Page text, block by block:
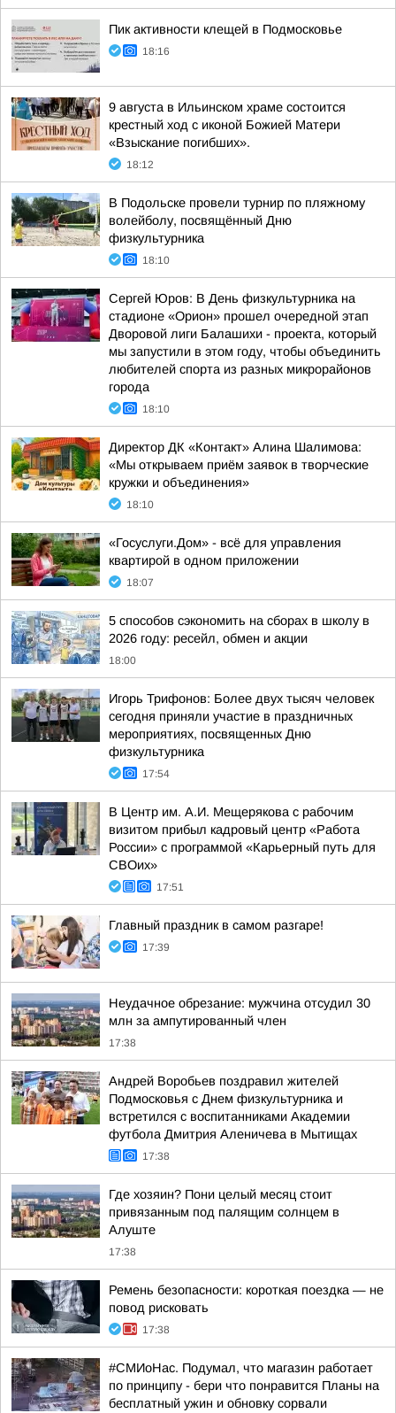
Пик активности клещей в Подмосковье
18:16
9 августа в Ильинском храме состоится
крестный ход с иконой Божией Матери
«Взыскание погибших».
18:12
В Подольске провели турнир по пляжному
волейболу, посвящённый Дню
физкультурника
18:10
Сергей Юров: В День физкультурника на
стадионе «Орион» прошел очередной этап
Дворовой лиги Балашихи - проекта, который
мы запустили в этом году, чтобы объединить
любителей спорта из разных микрорайонов
города
18:10
Директор ДК «Контакт» Алина Шалимова:
«Мы открываем приём заявок в творческие
кружки и объединения»
18:10
«Госуслуги.Дом» - всё для управления
квартирой в одном приложении
18:07
5 способов сэкономить на сборах в школу в
2026 году: ресейл, обмен и акции
18:00
Игорь Трифонов: Более двух тысяч человек
сегодня приняли участие в праздничных
мероприятиях, посвященных Дню
физкультурника
17:54
В Центр им. А.И. Мещерякова с рабочим
визитом прибыл кадровый центр «Работа
России» с программой «Карьерный путь для
СВОих»
17:51
Главный праздник в самом разгаре!
17:39
Неудачное обрезание: мужчина отсудил 30
млн за ампутированный член
17:38
Андрей Воробьев поздравил жителей
Подмосковья с Днем физкультурника и
встретился с воспитанниками Академии
футбола Дмитрия Аленичева в Мытищах
17:38
Где хозяин? Пони целый месяц стоит
привязанным под палящим солнцем в
Алуште
17:38
Ремень безопасности: короткая поездка — не
повод рисковать
17:38
#СМИоНас. Подумал, что магазин работает
по принципу - бери что понравится Планы на
бесплатный ужин и обновку сорвали